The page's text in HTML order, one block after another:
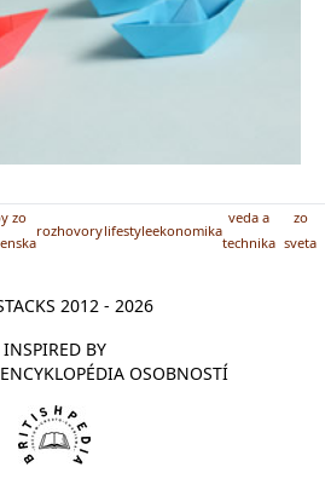
zo
rozhovorylifestyleekonomika
veda a
technika
zo
sveta
2012 - 2026
INSPIRED BY
OSOBNOSTÍ